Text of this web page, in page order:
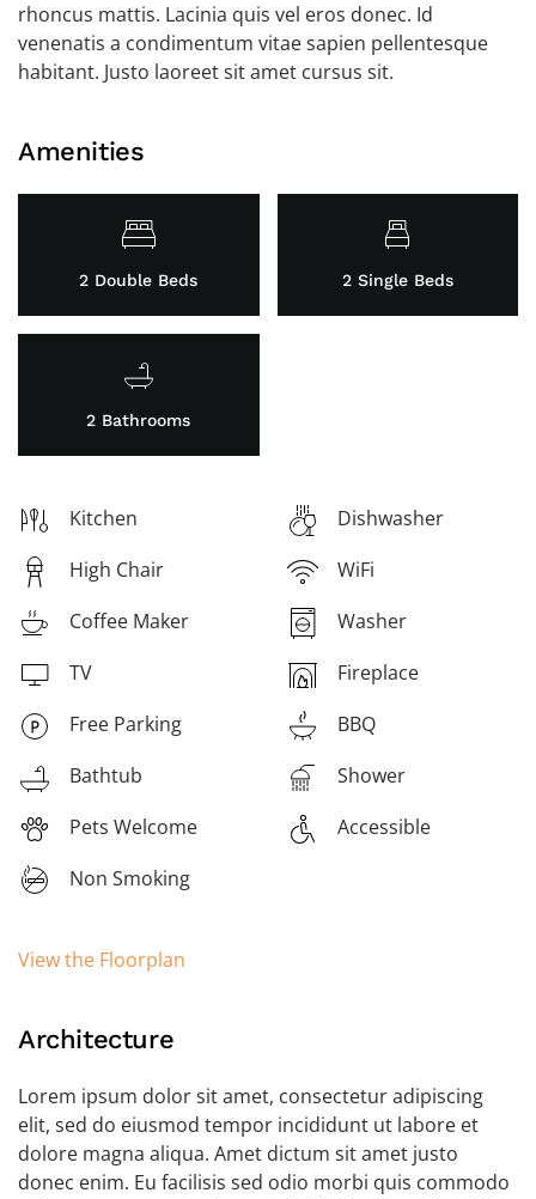
rhoncus mattis. Lacinia quis vel eros donec. Id
venenatis a condimentum vitae sapien pellentesque
habitant. Justo laoreet sit amet cursus sit.
Amenities
2 Double Beds 2 Single Beds
2 Bathrooms
Kitchen
Dishwasher
High Chair
WiFi
Coffee Maker
Washer
TV
Fireplace
Free Parking
BBQ
Bathtub
Shower
Pets Welcome
Accessible
Non Smoking
View the Floorplan
Architecture
Lorem ipsum dolor sit amet, consectetur adipiscing
elit, sed do eiusmod tempor incididunt ut labore et
dolore magna aliqua. Amet dictum sit amet justo
donec enim. Eu facilisis sed odio morbi quis commodo